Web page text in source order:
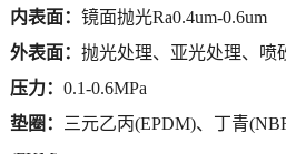
内表面： 镜面抛光Ra0.4um-0.6um
外表面： 抛光处理、亚光处理、喷
压力： 0.1-0.6MPa
垫圈：
三元乙丙(EPDM)、 丁青